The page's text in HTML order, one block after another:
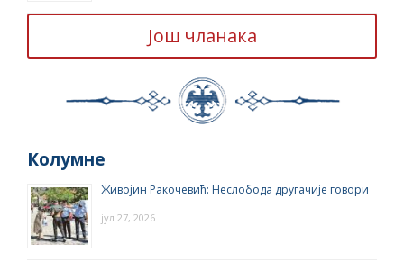
Још чланака
Колумне
Живојин Ракочевић: Неслобода другачије говори
јул 27, 2026